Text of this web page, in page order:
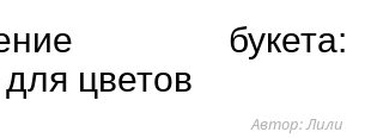
букета:
цветов
Автор: Лили